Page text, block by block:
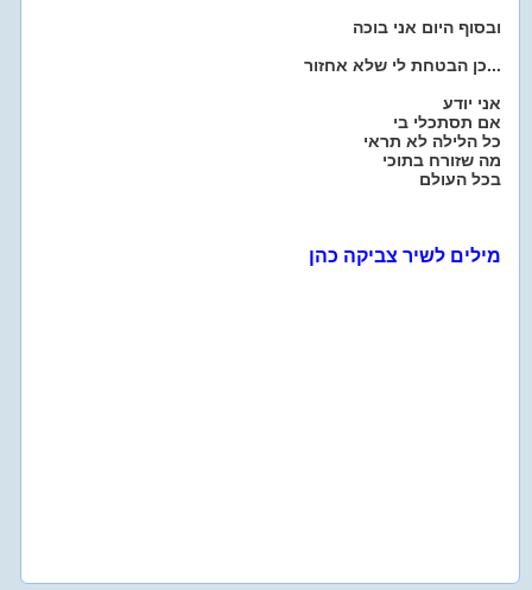
ובסוף היום אני בוכה
כן הבטחת לי שלא אחזור...
אני יודע
אם תסתכלי בי
כל הלילה לא תראי
מה שזורח בתוכי
בכל העולם
מילים לשיר צביקה כהן